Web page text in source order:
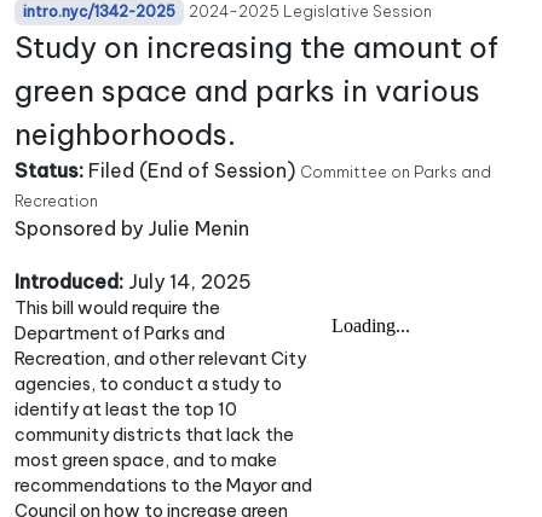
intro.nyc/1342-2025 2024-2025 Legislative Session
Study on increasing the amount of
green space and parks in various
neighborhoods.
Status: Filed (End of Session) Committee on Parks and
Recreation
Sponsored by Julie Menin
Introduced: July 14, 2025
This bill would require the
Department of Parks and
Recreation, and other relevant City
agencies, to conduct a study to
identify at least the top 10
community districts that lack the
most green space, and to make
recommendations to the Mayor and
Council on how to increase green